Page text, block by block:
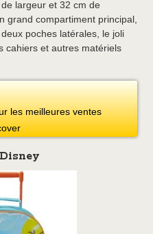
largeur et 32 cm de
grand compartiment principal,
poches latérales, le joli
cahiers et autres matériels
les meilleures ventes